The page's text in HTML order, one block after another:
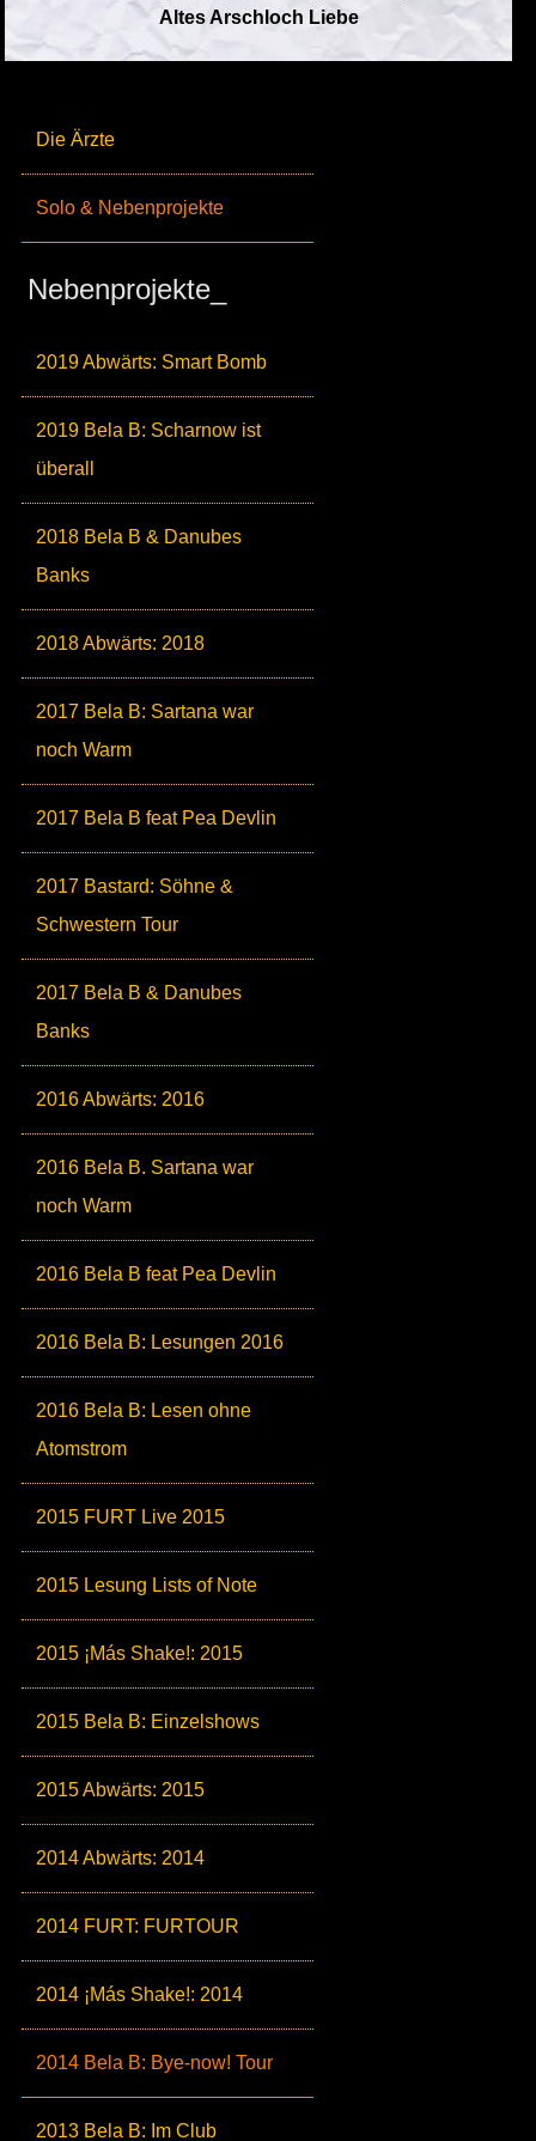
Die Ärzte
Solo & Nebenprojekte
Nebenprojekte_
2019 Abwärts: Smart Bomb
2019 Bela B: Scharnow ist
überall
2018 Bela B & Danubes
Banks
2018 Abwärts: 2018
2017 Bela B: Sartana war
noch Warm
2017 Bela B feat Pea Devlin
2017 Bastard: Söhne &
Schwestern Tour
2017 Bela B & Danubes
Banks
2016 Abwärts: 2016
2016 Bela B. Sartana war
noch Warm
2016 Bela B feat Pea Devlin
2016 Bela B: Lesungen 2016
2016 Bela B: Lesen ohne
Atomstrom
2015 FURT Live 2015
2015 Lesung Lists of Note
2015 ¡Más Shake!: 2015
2015 Bela B: Einzelshows
2015 Abwärts: 2015
2014 Abwärts: 2014
2014 FURT: FURTOUR
2014 ¡Más Shake!: 2014
2014 Bela B: Bye-now! Tour
2013 Bela B: Im Club
Altes Arschloch Liebe